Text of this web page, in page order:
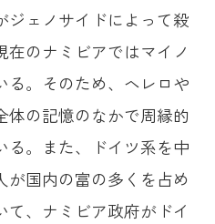
ジェノサイドによって殺
のナミビアではマイノ
る。そのため、ヘレロや
体の記憶のなかで周縁的
る。また、ドイツ系を中
国内の富の多くを占め
、ナミビア政府がドイ